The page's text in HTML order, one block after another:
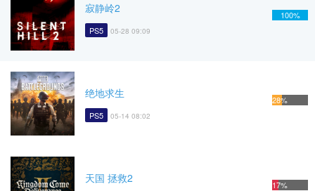
寂静岭2
PS5 05-28 09:09
100%
绝地求生
PS5 05-14 08:02
28%
天国 拯救2 17%